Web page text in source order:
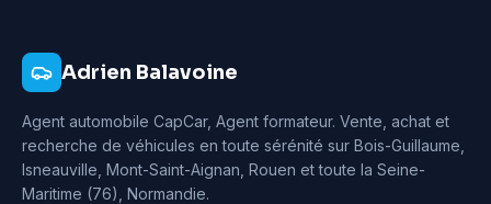
Adrien Balavoine
Agent automobile CapCar, Agent formateur. Vente, achat et
recherche de véhicules en toute sérénité sur Bois-Guillaume,
Isneauville, Mont-Saint-Aignan, Rouen et toute la Seine-
Maritime (76), Normandie.